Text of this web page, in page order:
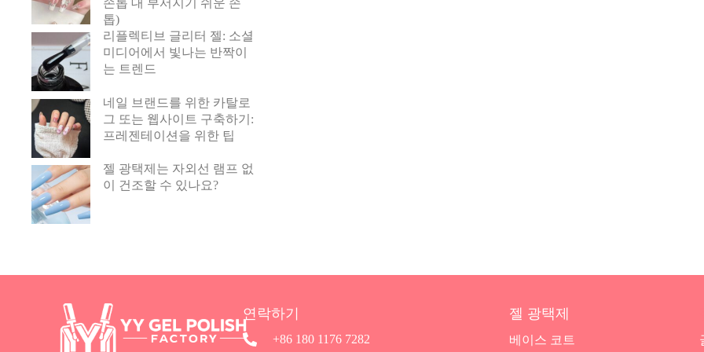
톱)
리플렉티브 글리터 젤: 소셜
미디어에서 빛나는 반짝이
는 트렌드
네일 브랜드를 위한 카탈로
그 또는 웹사이트 구축하기:
프레젠테이션을 위한 팁
젤 광택제는 자외선 램프 없
이 건조할 수 있나요?
연락하기
+86 180 1176 7282
젤 광택제
베이스 코트